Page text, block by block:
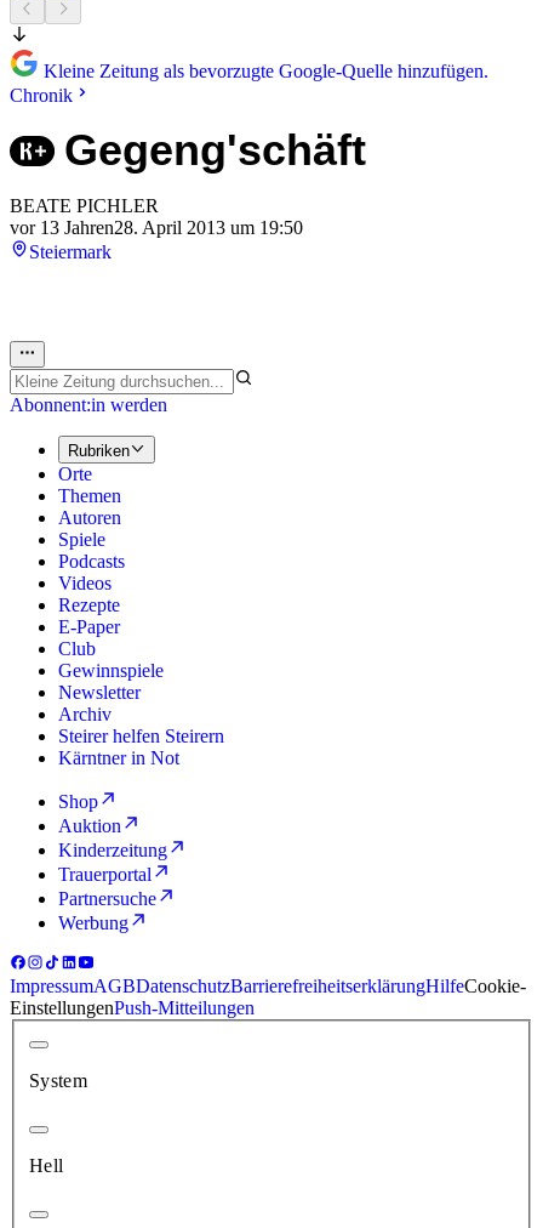
Kleine Zeitung als bevorzugte Google-Quelle hinzufügen.
Chronik
Gegeng'schäft
BEATE PICHLER
vor 13 Jahren28. April 2013 um 19:50
Steiermark
Abonnent:in werden
Rubriken
Orte
Themen
Autoren
Spiele
Podcasts
Videos
Rezepte
E-Paper
Club
Gewinnspiele
Newsletter
Archiv
Steirer helfen Steirern
Kärntner in Not
Shop
Auktion
Kinderzeitung
Trauerportal
Partnersuche
Werbung
ImpressumAGBDatenschutzBarrierefreiheitserklärungHilfeCookie-
EinstellungenPush-Mitteilungen
System
Hell